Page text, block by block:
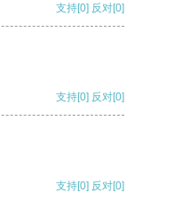
支持[0] 反对[0]
支持[0] 反对[0]
支持[0] 反对[0]